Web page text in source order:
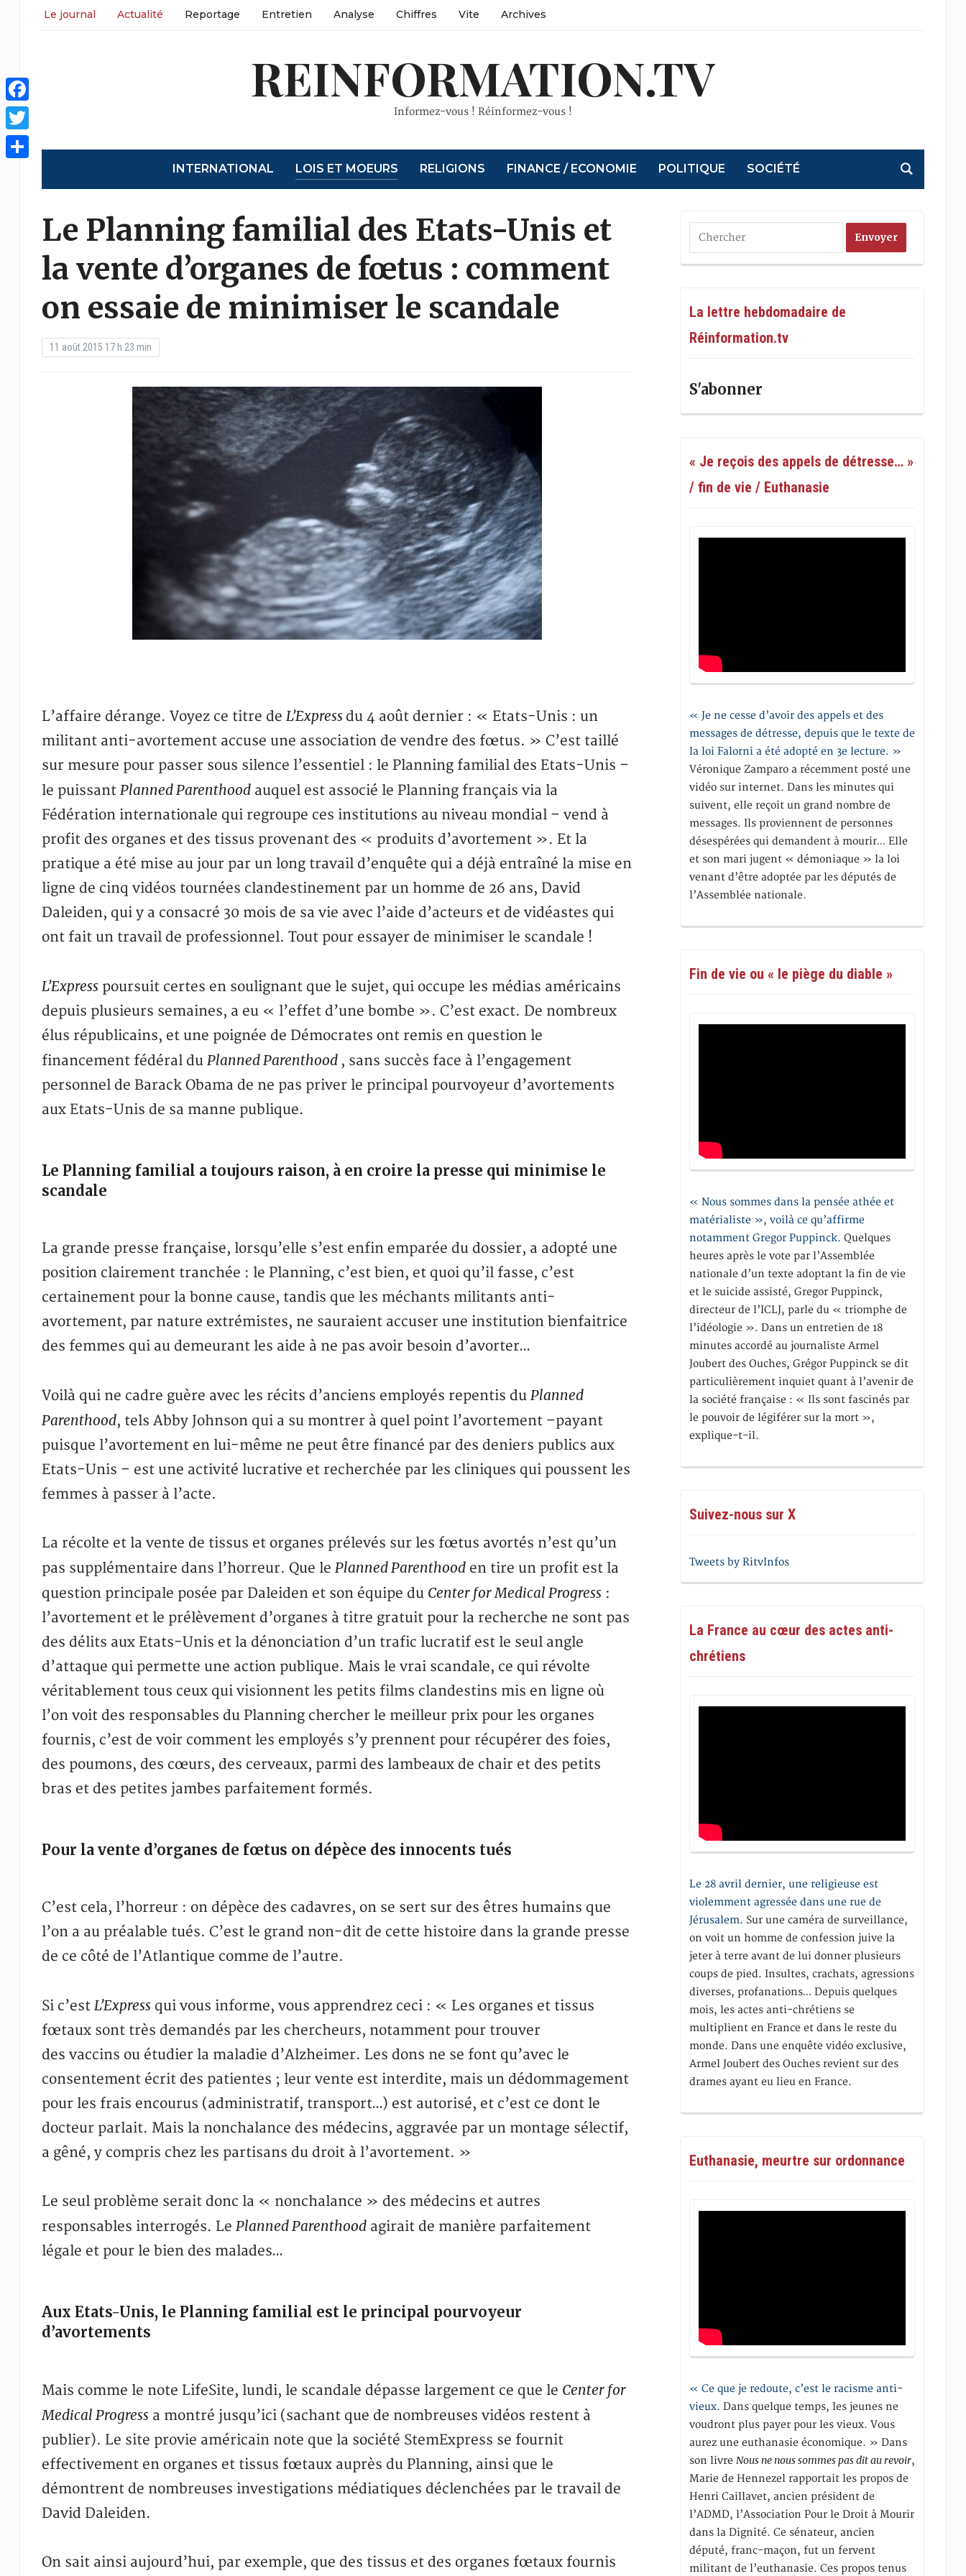
Le journal Actualité Reportage Entretien Analyse Chiffres Vite Archives
REINFORMATION.TV
Informez-vous ! Réinformez-vous !
INTERNATIONAL LOIS ET MOEURS RELIGIONS FINANCE / ECONOMIE POLITIQUE SOCIÉTÉ
Le Planning familial des Etats-Unis et
la vente d’organes de fœtus : comment
on essaie de minimiser le scandale
11 août 2015 17 h 23 min
L’affaire dérange. Voyez ce titre de L’Express du 4 août dernier : « Etats-Unis : un
militant anti-avortement accuse une association de vendre des fœtus. » C’est taillé
sur mesure pour passer sous silence l’essentiel : le Planning familial des Etats-Unis –
le puissant Planned Parenthoodauquel est associé le Planning français via la
Fédération internationale qui regroupe ces institutions au niveau mondial – vend à
profit des organes et des tissus provenant des « produits d’avortement ». Et la
pratique a été mise au jour par un long travail d’enquête qui a déjà entraîné la mise en
ligne de cinq vidéos tournées clandestinement par un homme de 26 ans, David
Daleiden, qui y a consacré 30 mois de sa vie avec l’aide d’acteurs et de vidéastes qui
ont fait un travail de professionnel. Tout pour essayer de minimiser le scandale !
L’Expresspoursuit certes en soulignant que le sujet, qui occupe les médias américains
depuis plusieurs semaines, a eu « l’effet d’une bombe ». C’est exact. De nombreux
élus républicains, et une poignée de Démocrates ont remis en question le
financement fédéral du Planned Parenthood , sans succès face à l’engagement
personnel de Barack Obama de ne pas priver le principal pourvoyeur d’avortements
aux Etats-Unis de sa manne publique.
Le Planning familial a toujours raison, à en croire la presse qui minimise le
scandale
La grande presse française, lorsqu’elle s’est enfin emparée du dossier, a adopté une
position clairement tranchée : le Planning, c’est bien, et quoi qu’il fasse, c’est
certainement pour la bonne cause, tandis que les méchants militants anti-
avortement, par nature extrémistes, ne sauraient accuser une institution bienfaitrice
des femmes qui au demeurant les aide à ne pas avoir besoin d’avorter…
Voilà qui ne cadre guère avec les récits d’anciens employés repentis du Planned
Parenthood, tels Abby Johnson qui a su montrer à quel point l’avortement –payant
puisque l’avortement en lui-même ne peut être financé par des deniers publics aux
Etats-Unis – est une activité lucrative et recherchée par les cliniques qui poussent les
femmes à passer à l’acte.
La récolte et la vente de tissus et organes prélevés sur les fœtus avortés n’est qu’un
pas supplémentaire dans l’horreur. Que le Planned Parenthooden tire un profit est la
question principale posée par Daleiden et son équipe du Center for Medical Progress:
l’avortement et le prélèvement d’organes à titre gratuit pour la recherche ne sont pas
des délits aux Etats-Unis et la dénonciation d’un trafic lucratif est le seul angle
d’attaque qui permette une action publique. Mais le vrai scandale, ce qui révolte
véritablement tous ceux qui visionnent les petits films clandestins mis en ligne où
l’on voit des responsables du Planning chercher le meilleur prix pour les organes
fournis, c’est de voir comment les employés s’y prennent pour récupérer des foies,
des poumons, des cœurs, des cerveaux, parmi des lambeaux de chair et des petits
bras et des petites jambes parfaitement formés.
Pour la vente d’organes de fœtus on dépèce des innocents tués
C’est cela, l’horreur : on dépèce des cadavres, on se sert sur des êtres humains que
l’on a au préalable tués. C’est le grand non-dit de cette histoire dans la grande presse
de ce côté de l’Atlantique comme de l’autre.
Si c’est L’Expressqui vous informe, vous apprendrez ceci : « Les organes et tissus
fœtaux sont très demandés par les chercheurs, notamment pour trouver
des vaccins ou étudier la maladie d’Alzheimer. Les dons ne se font qu’avec le
consentement écrit des patientes ; leur vente est interdite, mais un dédommagement
pour les frais encourus (administratif, transport…) est autorisé, et c’est ce dont le
docteur parlait. Mais la nonchalance des médecins, aggravée par un montage sélectif,
a gêné, y compris chez les partisans du droit à l’avortement. »
Le seul problème serait donc la « nonchalance » des médecins et autres
responsables interrogés. Le Planned Parenthoodagirait de manière parfaitement
légale et pour le bien des malades…
Aux Etats-Unis, le Planning familial est le principal pourvoyeur
d’avortements
Mais comme le note LifeSite, lundi, le scandale dépasse largement ce que le Center for
Medical Progressa montré jusqu’ici (sachant que de nombreuses vidéos restent à
publier). Le site provie américain note que la société StemExpress se fournit
effectivement en organes et tissus fœtaux auprès du Planning, ainsi que le
démontrent de nombreuses investigations médiatiques déclenchées par le travail de
David Daleiden.
On sait ainsi aujourd’hui, par exemple, que des tissus et des organes fœtaux fournis
La lettre hebdomadaire de
Réinformation.tv
S'abonner
« Je reçois des appels de détresse… »
/ fin de vie / Euthanasie
« Je ne cesse d’avoir des appels et des
messages de détresse, depuis que le texte de
la loi Falorni a été adopté en 3e lecture. »
Véronique Zamparo a récemment posté une
vidéo sur internet. Dans les minutes qui
suivent, elle reçoit un grand nombre de
messages. Ils proviennent de personnes
désespérées qui demandent à mourir… Elle
et son mari jugent « démoniaque » la loi
venant d’être adoptée par les députés de
l’Assemblée nationale.
Fin de vie ou « le piège du diable »
« Nous sommes dans la pensée athée et
matérialiste », voilà ce qu’affirme
notamment Gregor Puppinck. Quelques
heures après le vote par l’Assemblée
nationale d’un texte adoptant la fin de vie
et le suicide assisté, Gregor Puppinck,
directeur de l’ICLJ, parle du « triomphe de
l’idéologie ». Dans un entretien de 18
minutes accordé au journaliste Armel
Joubert des Ouches, Grégor Puppinck se dit
particulièrement inquiet quant à l’avenir de
la société française : « Ils sont fascinés par
le pouvoir de légiférer sur la mort »,
explique-t-il.
Suivez-nous sur X
Tweets by RitvInfos
La France au cœur des actes anti-
chrétiens
Le 28 avril dernier, une religieuse est
violemment agressée dans une rue de
Jérusalem. Sur une caméra de surveillance,
on voit un homme de confession juive la
jeter à terre avant de lui donner plusieurs
coups de pied. Insultes, crachats, agressions
diverses, profanations… Depuis quelques
mois, les actes anti-chrétiens se
multiplient en France et dans le reste du
monde. Dans une enquête vidéo exclusive,
Armel Joubert des Ouches revient sur des
drames ayant eu lieu en France.
Euthanasie, meurtre sur ordonnance
« Ce que je redoute, c’est le racisme anti-
vieux. Dans quelque temps, les jeunes ne
voudront plus payer pour les vieux. Vous
aurez une euthanasie économique. » Dans
son livreNous ne nous sommes pas dit au revoir,
Marie de Hennezel rapportait les propos de
Henri Caillavet, ancien président de
l’ADMD, l’Association Pour le Droit à Mourir
dans la Dignité. Ce sénateur, ancien
député, franc-maçon, fut un fervent
militant de l’euthanasie. Ces propos tenus
Facebook
Twitter